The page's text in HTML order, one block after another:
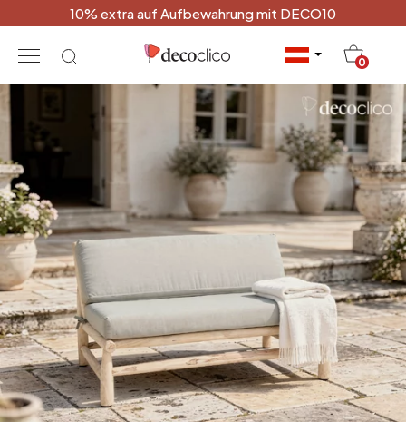
10% extra auf Aufbewahrung mit DECO10
0